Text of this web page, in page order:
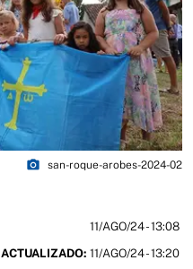
photo_camera san-roque-arobes-2024-02
11/AGO/24- 13:08
ACTUALIZADO: 11/AGO/24 - 13:20